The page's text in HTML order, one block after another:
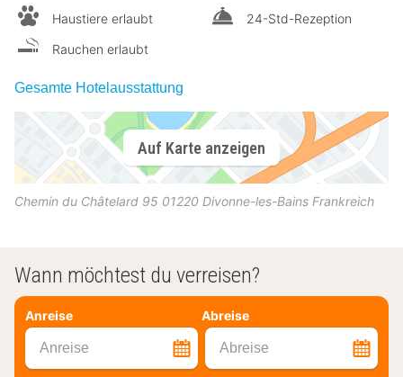
Haustiere erlaubt
Rauchen erlaubt
24-Std-Rezeption
Gesamte Hotelausstattung
Auf Karte anzeigen
Chemin du Châtelard 95 01220 Divonne-les-Bains Frankreich
Wann möchtest du verreisen?
Anreise Abreise
Anreise Abreise